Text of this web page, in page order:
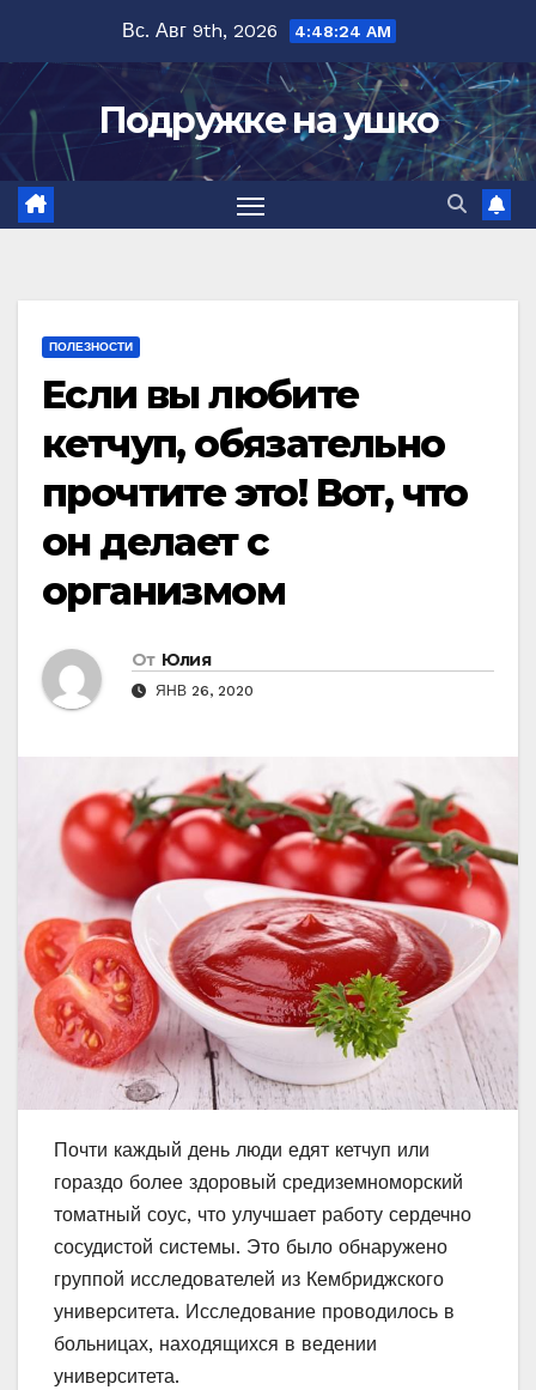
содержимому
Вс. Авг 9th, 2026 4:48:25 AM
Подружке на ушко
ПОЛЕЗНОСТИ
Если вы любите
кетчуп, обязательно
прочтите это! Вот, что
он делает с
организмом
От Юлия
ЯНВ 26, 2020
Почти каждый день люди едят кетчуп или
гораздо более здоровый средиземноморский
томатный соус, что улучшает работу сердечно
сосудистой системы. Это было обнаружено
группой исследователей из Кембриджского
университета. Исследование проводилось в
больницах, находящихся в ведении
университета.